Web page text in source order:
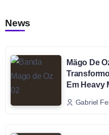
News
Mägo De
Em Heavy
Gabriel